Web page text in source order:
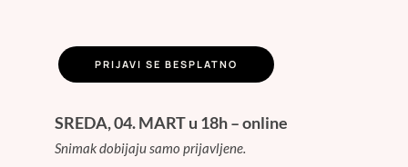
PRIJAVI SE BESPLATNO
SREDA, 04. MART u 18h – online
Snimak dobijaju samo prijavljene.